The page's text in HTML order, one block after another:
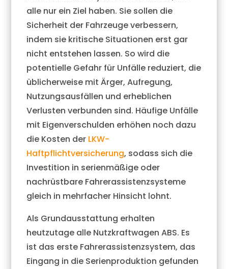
alle nur ein Ziel haben. Sie sollen die
Sicherheit der Fahrzeuge verbessern,
indem sie kritische Situationen erst gar
nicht entstehen lassen. So wird die
potentielle Gefahr für Unfälle reduziert, die
üblicherweise mit Ärger, Aufregung,
Nutzungsausfällen und erheblichen
Verlusten verbunden sind. Häufige Unfälle
mit Eigenverschulden erhöhen noch dazu
die Kosten der LKW-
Haftpflichtversicherung, sodass sich die
Investition in serienmäßige oder
nachrüstbare Fahrerassistenzsysteme
gleich in mehrfacher Hinsicht lohnt.
Als Grundausstattung erhalten
heutzutage alle Nutzkraftwagen ABS. Es
ist das erste Fahrerassistenzsystem, das
Eingang in die Serienproduktion gefunden